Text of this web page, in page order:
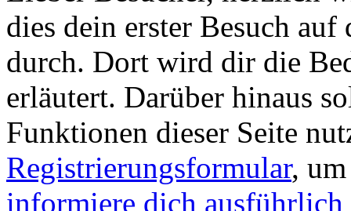
dies dein erster Besuch
durch. Dort wird dir die
erläutert. Darüber hinaus
Funktionen dieser Seite
Registrierungsformular,
informiere dich ausführlich